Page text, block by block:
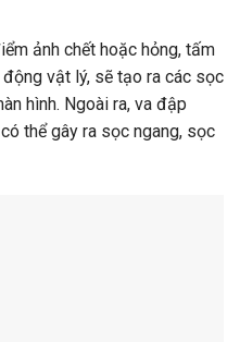
ảnh chết hoặc hỏng, tấm
vật lý, sẽ tạo ra các sọc
hình. Ngoài ra, va đập
thể gây ra sọc ngang, sọc